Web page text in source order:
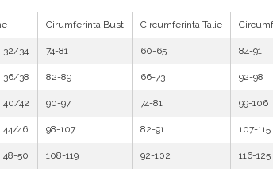
Cirumferinta Bust Circumferinta Talie
32/34 74-81 60-65 84-91
36/38 82-89 66-73 92-98
40/42 90-97 74-81 99-106
44/46 98-107 82-91 107-115
48-50 108-119 92-102 116-125